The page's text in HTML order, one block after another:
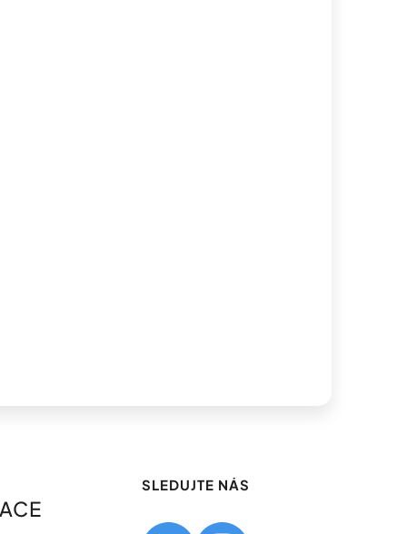
SLEDUJTE NÁS